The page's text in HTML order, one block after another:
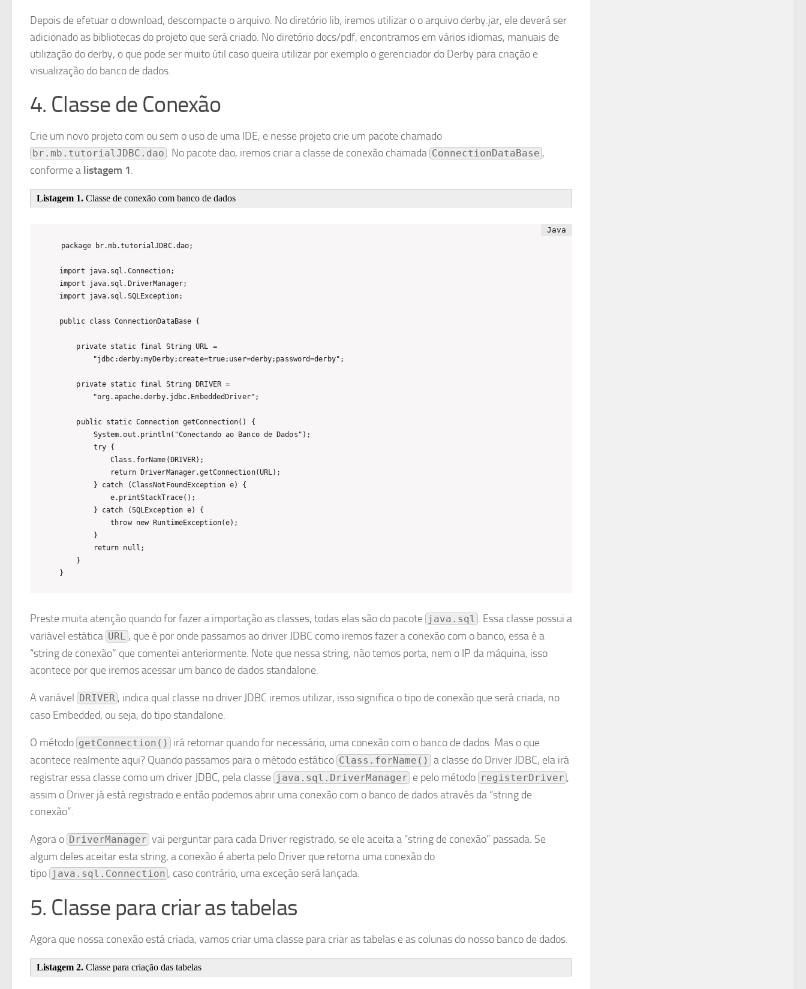
Depois de efetuar o download, descompacte o arquivo. No diretório lib, iremos utilizar o o arquivo derby.jar, ele deverá ser
adicionado as bibliotecas do projeto que será criado. No diretório docs/pdf, encontramos em vários idiomas, manuais de
utilização do derby, o que pode ser muito útil caso queira utilizar por exemplo o gerenciador do Derby para criação e
visualização do banco de dados.
4. Classe de Conexão
Crie um novo projeto com ou sem o uso de uma IDE, e nesse projeto crie um pacote chamado
br.mb.tutorialJDBC.dao . No pacote dao, iremos criar a classe de conexão chamada ConnectionDataBase ,
conforme a listagem 1.
Listagem 1. Classe de conexão com banco de dados
package br.mb.tutorialJDBC.dao;
import java.sql.Connection;
import java.sql.DriverManager;
import java.sql.SQLException;
public class ConnectionDataBase {
    private static final String URL =
    private static final String DRIVER =
    public static Connection getConnection() {
        System.out.println("Conectando ao Banco de Dados");
        try {
            Class.forName(DRIVER);
            return DriverManager.getConnection(URL);
        } catch (ClassNotFoundException e) {
            e.printStackTrace();
        } catch (SQLException e) {
            throw new RuntimeException(e);
        }
        return null;
    }
}
Preste muita atenção quando for fazer a importação as classes, todas elas são do pacote java.sql . Essa classe possui a
variável estática URL , que é por onde passamos ao driver JDBC como iremos fazer a conexão com o banco, essa é a
“string de conexão” que comentei anteriormente. Note que nessa string, não temos porta, nem o IP da máquina, isso
acontece por que iremos acessar um banco de dados standalone.
A variável DRIVER , indica qual classe no driver JDBC iremos utilizar, isso significa o tipo de conexão que será criada, no
caso Embedded, ou seja, do tipo standalone.
O método getConnection()
irá retornar quando for necessário, uma conexão com o banco de dados. Mas o que
acontece realmente aqui? Quando passamos para o método estático Class.forName() a classe do Driver JDBC, ela irá
registrar essa classe como um driver JDBC, pela classe java.sql.DriverManager e pelo método registerDriver ,
assim o Driver já está registrado e então podemos abrir uma conexão com o banco de dados através da “string de
conexão”.
Agora o DriverManager vai perguntar para cada Driver registrado, se ele aceita a “string de conexão” passada. Se
algum deles aceitar esta string, a conexão é aberta pelo Driver que retorna uma conexão do
tipo java.sql.Connection , caso contrário, uma exceção será lançada.
5. Classe para criar as tabelas
Agora que nossa conexão está criada, vamos criar uma classe para criar as tabelas e as colunas do nosso banco de dados.
Listagem 2. Classe para criação das tabelas